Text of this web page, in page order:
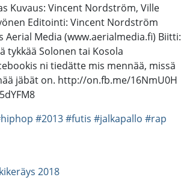
Kuvaus: Vincent Nordström, Ville
Editointi: Vincent Nordström
Aerial Media (www.aerialmedia.fi) Biitti:
tykkää Solonen tai Kosola
ni tiedätte mis mennää, missä
jäbät on. http://on.fb.me/16NmU0H
#2013#futis #jalkapallo #rap
2018